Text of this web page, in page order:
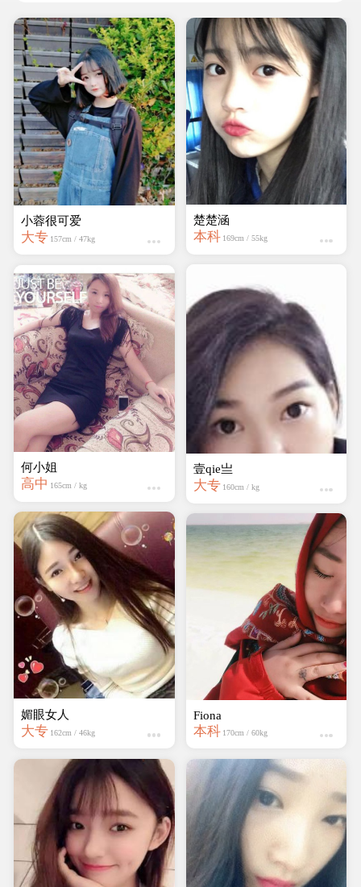
小蓉很可爱
大专 157cm / 47kg
何小姐
高中 165cm / kg
媚眼女人
大专 162cm / 46kg
楚楚涵
本科 169cm / 55kg
壹qie亗
大专 160cm / kg
Fiona
本科 170cm / 60kg